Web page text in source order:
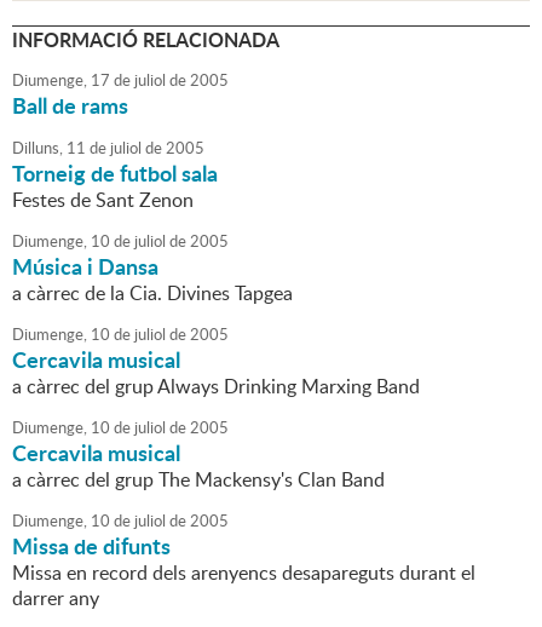
INFORMACIÓ RELACIONADA
Diumenge, 17 de juliol de2005
Ball de rams
Dilluns, 11 de juliol de2005
Torneig de futbol sala
Festes de Sant Zenon
Diumenge, 10 de juliol de2005
Música i Dansa
a càrrec de la Cia. Divines Tapgea
Diumenge, 10 de juliol de2005
Cercavila musical
a càrrec del grup Always Drinking Marxing Band
Diumenge, 10 de juliol de2005
Cercavila musical
a càrrec del grup The Mackensy's Clan Band
Diumenge, 10 de juliol de2005
Missa de difunts
Missa en record dels arenyencs desapareguts durant el
darrer any